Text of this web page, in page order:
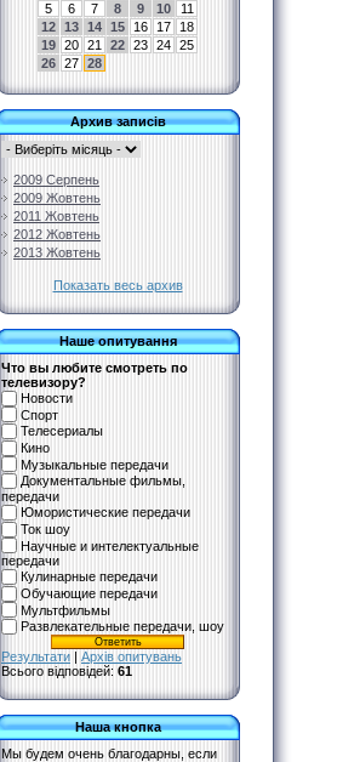
5
6 7 8 9 10
11
12 13 14 15 16 17
18
19 20 21 22 23 24 25
26 27 28
Архив записів
2009 Серпень
2009 Жовтень
2011 Жовтень
2012 Жовтень
2013 Жовтень
Показать весь архив
Наше опитування
Что вы любите смотреть по
телевизору?
Новости
Спорт
Телесериалы
Кино
Музыкальные передачи
Документальные фильмы,
передачи
Юмористические передачи
Ток шоу
Научные и интелектуальные
передачи
Кулинарные передачи
Обучающие передачи
Мультфильмы
Развлекательные передачи, шоу
Результати | Архів опитувань
Всього відповідей: 61
Наша кнопка
Мы будем очень благодарны, если